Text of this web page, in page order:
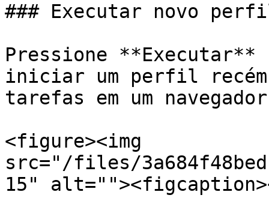
### Executar novo
Pressione
iniciar um perfil
tarefas em um
<figure><img
src="/files/
15"